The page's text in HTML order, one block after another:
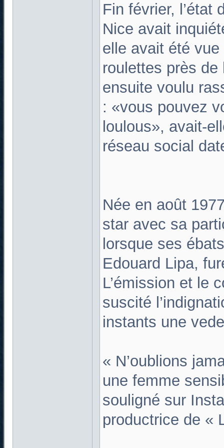
Fin février, l’état
Nice avait
elle avait été
roulettes près
ensuite voulu
: «vous pouvez
loulous», avait-
réseau social
Née en août
star avec sa
lorsque ses
Edouard Lipa,
L’émission et le
suscité
instants une
« N’oublions
une femme
souligné sur
productrice de «